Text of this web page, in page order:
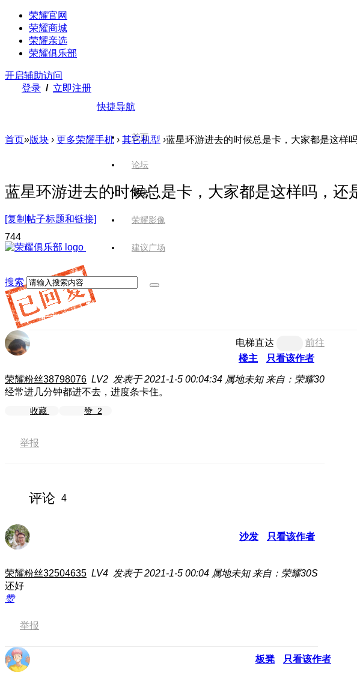
荣耀官网
荣耀商城
荣耀亲选
荣耀俱乐部
开启辅助访问
登录 / 立即注册
快捷导航
首页
论坛
版块
荣耀影像
建议广场
搜索
首页»版块 › 更多荣耀手机 › 其它机型 ›蓝星环游进去的时候总是卡，大家都是这样
蓝星环游进去的时候总是卡，大家都是这样吗，还
[复制帖子标题和链接]
744
电梯直达
前往
楼主
只看该作者
荣耀粉丝38798076 LV2 发表于 2021-1-5 00:04:34 属地未知 来自：荣耀30
经常进几分钟都进不去，进度条卡住。
收藏 赞 2
举报
评论 4
沙发 只看该作者
荣耀粉丝32504635 LV4 发表于 2021-1-5 00:04 属地未知 来自：荣耀30S
还好
赞
举报
板凳 只看该作者